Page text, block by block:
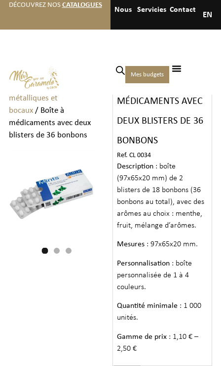
DÉCOUVREZ NOS CATALOGUES
Nous Servicies Contact
EN
Mes budgets
Accueil Bonbons
en sachets, boîtes, boîtes
métalliques et
bocaux/ Boîte à
médicaments avec deux
blisters de 36 bonbons
BOÎTE À
MÉDICAMENTS AVEC
DEUX BLISTERS DE 36
BONBONS
Ref. CL 0034
Description : boîte
(97x65x20 mm) de 2
blisters de 18 bonbons (36
bonbons au total), avec des
arômes au choix : menthe,
fruit, mélange d’arômes.
Mesures : 97x65x20 mm.
Personnalisation : boîte
personnalisée de 1 à 4
couleurs.
Quantité minimale : 1 000
unités.
Gamme de prix : 1,10 € –
2,50 €